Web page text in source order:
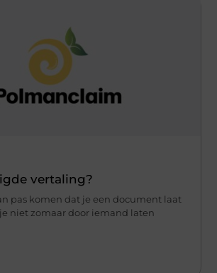
vertaling?
pas komen dat je een document laat
niet zomaar door iemand laten